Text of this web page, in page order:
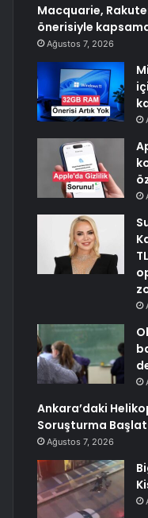
Macquarie,
önerisiyle
Ağustos 7, 2026
Ankara’daki
Soruşturma
Ağustos 7, 2026